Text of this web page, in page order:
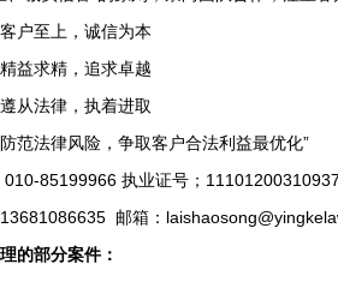
户至上，诚信为本
益求精，追求卓越
从法律，执着进取
范法律风险，争取客户合法利益最优化”
010-85199966 执业证号；
13681086635 邮箱：
的部分案件：